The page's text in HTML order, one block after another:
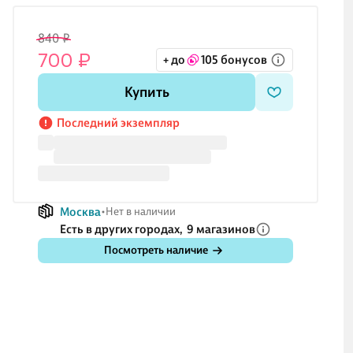
840 ₽
700 ₽ + до 105 бонусов
Купить
Последний экземпляр
Москва Нет в наличии
Есть в других городах, 9 магазинов
Посмотреть наличие